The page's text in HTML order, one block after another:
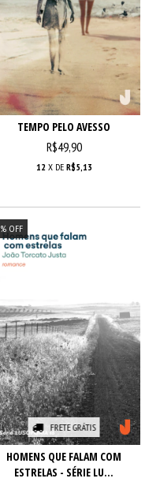
TEMPO PELO AVESSO
R$49,90
12 X DE R$5,13
% OFF
FRETE GRÁTIS
HOMENS QUE FALAM COM
ESTRELAS - SÉRIE LU...